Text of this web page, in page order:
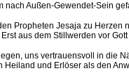
Außen-Gewendet-Sein
Propheten Jesaja zu
aus dem Stillwerden vor
uns vertrauensvoll in die
Heiland und Erlöser als den